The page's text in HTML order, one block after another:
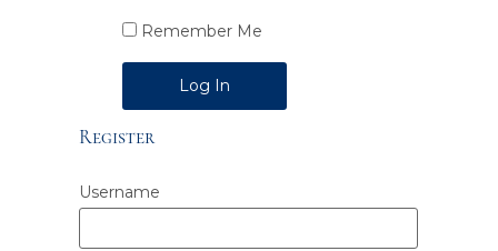
Remember Me
Alternative:
Register
Username